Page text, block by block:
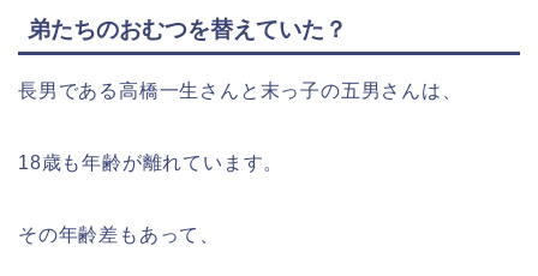
弟たちのおむつを替えていた？
長男である高橋一生さんと末っ子の五男さんは、
18歳も年齢が離れています。
その年齢差もあって、